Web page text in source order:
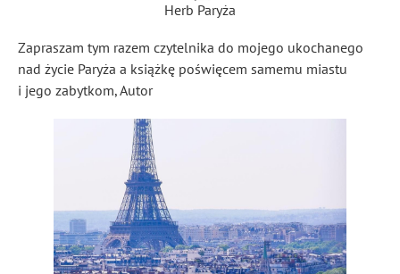
Herb Paryża
Zapraszam tym razem czytelnika do mojego ukochanego
nad życie Paryża a książkę poświęcem samemu miastu
i jego zabytkom, Autor